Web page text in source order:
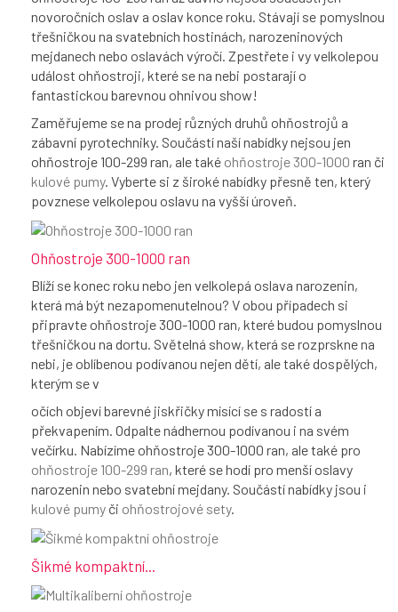
novoročních oslav a oslav konce roku. Stávají se pomyslnou
třešničkou na svatebních hostinách, narozeninových
mejdanech nebo oslavách výročí. Zpestřete i vy velkolepou
událost ohňostroji, které se na nebi postarají o
fantastickou barevnou ohnivou show!
Zaměřujeme se na prodej různých druhů ohňostrojů a
zábavní pyrotechniky. Součástí naší nabídky nejsou jen
ohňostroje 100-299 ran, ale také ohňostroje 300-1000 ran či
kulové pumy. Vyberte si z široké nabídky přesně ten, který
povznese velkolepou oslavu na vyšší úroveň.
Ohňostroje 300-1000 ran
Blíží se konec roku nebo jen velkolepá oslava narozenin,
která má být nezapomenutelnou? V obou případech si
připravte ohňostroje 300-1000 ran, které budou pomyslnou
třešničkou na dortu. Světelná show, která se rozprskne na
nebi, je oblíbenou podívanou nejen dětí, ale také dospělých,
kterým se v
očích objeví barevné jiskřičky mísící se s radostí a
překvapením. Odpalte nádhernou podívanou i na svém
večírku. Nabízíme ohňostroje 300-1000 ran, ale také pro
ohňostroje 100-299 ran, které se hodí pro menší oslavy
narozenin nebo svatební mejdany. Součástí nabídky jsou i
kulové pumy či ohňostrojové sety.
Šikmé kompaktní...